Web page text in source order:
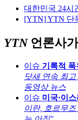
대한민국 24시
[YTN] YTN 단
YTN언론사
이슈 기록적 폭
닷새 연속 최
동영상 뉴스
이슈 미국·이
이란, 호르무